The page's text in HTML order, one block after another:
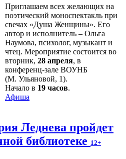
Приглашаем всех желающих на
поэтический моноспектакль при
свечах «Душа Женщины». Его
автор и исполнитель – Ольга
Наумова, психолог, музыкант и
чтец. Мероприятие состоится во
вторник, 28 апреля, в
конференц-зале ВОУНБ
(М. Ульяновой, 1).
Начало в 19 часов.
Афиша
Леднева пройдет
библиотеке 12+